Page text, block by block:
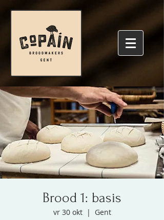
Brood 1: basis
vr 30 okt
  |
Gent